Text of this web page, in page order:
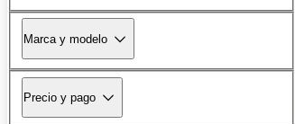
Marca y modelo
Precio y pago